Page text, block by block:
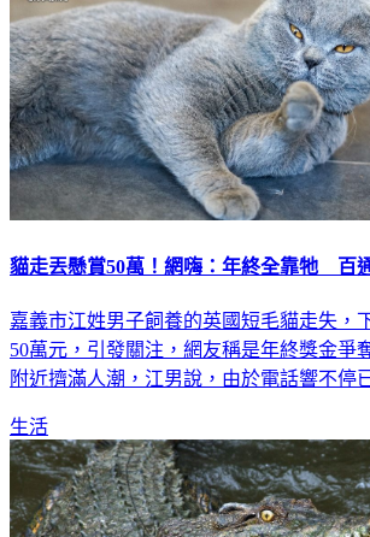
貓走丟懸賞50萬！網嗨：年終全靠牠 百
嘉義市江姓男子飼養的英國短毛貓走失，
50萬元，引發關注，網友稱是年終獎金爭
附近擠滿人潮，江男說，由於電話響不停
生活